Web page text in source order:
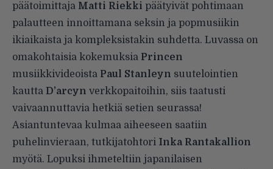
päätoimittaja Matti Riekki päätyivät pohtimaan
palautteen innoittamana seksin ja popmusiikin
ikiaikaista ja kompleksistakin suhdetta. Luvassa on
omakohtaisia kokemuksia Princen
musiikkivideoista Paul Stanleyn suutelointien
kautta D’arcyn verkkopaitoihin, siis taatusti
vaivaannuttavia hetkiä setien seurassa!
Asiantuntevaa kulmaa aiheeseen saatiin
puhelinvieraan, tutkijatohtori Inka Rantakallion
myötä. Lopuksi ihmeteltiin japanilaisen